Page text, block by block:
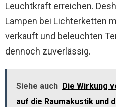
Leuchtkraft erreichen.
Lampen bei Lichterketten
verkauft und beleuchten
dennoch zuverlässig.
Siehe auch Die Wirkung
auf die Raumakustik und